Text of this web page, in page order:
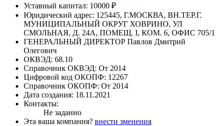
Уставный капитал: 10000 ₽
Юридический адрес: 125445, Г.МОСКВА, ВН.ТЕР.Г.
МУНИЦИПАЛЬНЫЙ ОКРУГ ХОВРИНО, УЛ
СМОЛЬНАЯ, Д. 24А, ПОМЕЩ. I, КОМ. 6, ОФИС 705/1
ГЕНЕРАЛЬНЫЙ ДИРЕКТОР Павлов Дмитрий
Олегович
ОКВЭД: 68.10
Справочник ОКВЭД: От 2014
Цифровой код ОКОПФ: 12267
Справочник ОКОПФ: От 2014
Дата создания: 18.11.2021
Контакты:
Не заданно
Эта ваша компания? внести зменения